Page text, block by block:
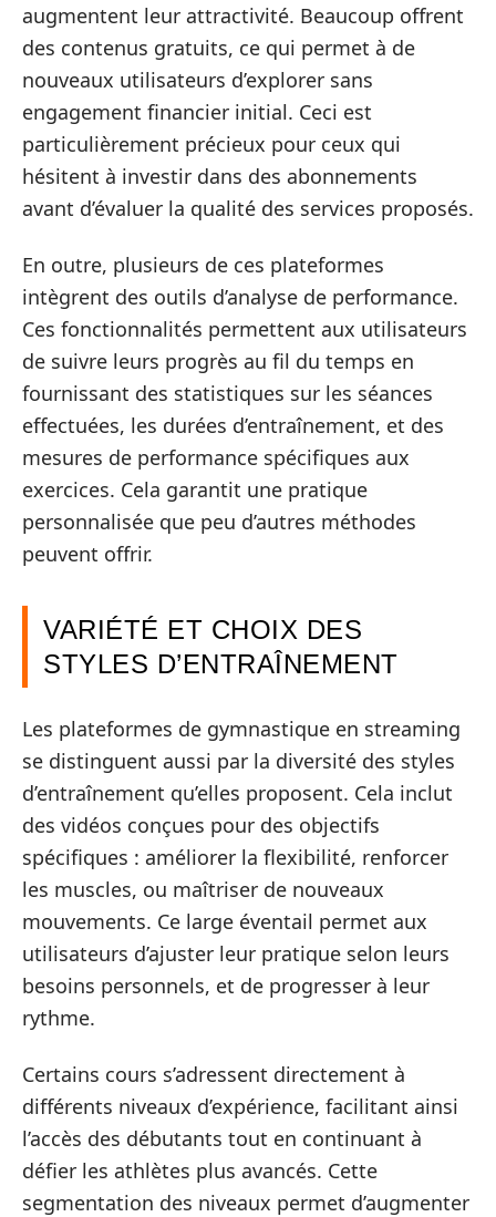
augmentent leur attractivité. Beaucoup offrent
des contenus gratuits, ce qui permet à de
nouveaux utilisateurs d’explorer sans
engagement financier initial. Ceci est
particulièrement précieux pour ceux qui
hésitent à investir dans des abonnements
avant d’évaluer la qualité des services proposés.
En outre, plusieurs de ces plateformes
intègrent des outils d’analyse de performance.
Ces fonctionnalités permettent aux utilisateurs
de suivre leurs progrès au fil du temps en
fournissant des statistiques sur les séances
effectuées, les durées d’entraînement, et des
mesures de performance spécifiques aux
exercices. Cela garantit une pratique
personnalisée que peu d’autres méthodes
peuvent offrir.
VARIÉTÉ ET CHOIX DES
STYLES D’ENTRAÎNEMENT
Les plateformes de gymnastique en streaming
se distinguent aussi par la diversité des styles
d’entraînement qu’elles proposent. Cela inclut
des vidéos conçues pour des objectifs
spécifiques : améliorer la flexibilité, renforcer
les muscles, ou maîtriser de nouveaux
mouvements. Ce large éventail permet aux
utilisateurs d’ajuster leur pratique selon leurs
besoins personnels, et de progresser à leur
rythme.
Certains cours s’adressent directement à
différents niveaux d’expérience, facilitant ainsi
l’accès des débutants tout en continuant à
défier les athlètes plus avancés. Cette
segmentation des niveaux permet d’augmenter